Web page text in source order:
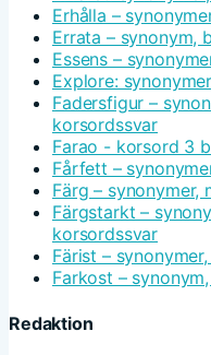
Erhålla –
Errata – synonym,
Essens –
Explore:
Fadersfigur –
korsordssvar
Farao - korsord 3
Fårfett –
Färg –
Färgstarkt –
korsordssvar
Färist –
Farkost –
Redaktion